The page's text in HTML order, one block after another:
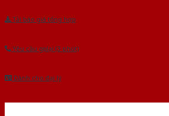
Tải báo giá tổng hợp
Yêu cầu gọi lại (3 phút)
Dành cho đại lý